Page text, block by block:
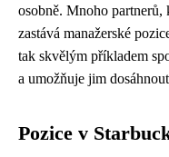
osobně. Mnoho partnerů,
zastává manažerské
tak skvělým příkladem
a umožňuje jim
Pozice v